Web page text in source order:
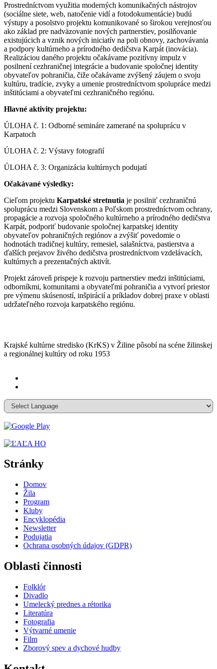
Prostredníctvom využitia moderných komunikačných nástrojov
(sociálne siete, web, natočenie vidí a fotodokumentácie) budú
výstupy a posolstvo projektu komunikované so širokou verejnosťou
ako základ pre nadväzovanie nových partnerstiev, posilňovanie
existujúcich a vznik nových iniciatív na poli obnovy, zachovávania
a podpory kultúrneho a prírodného dedičstva Karpát (inovácia).
Realizáciou daného projektu očakávame pozitívny impulz v
posilnení cezhraničnej integrácie a budovanie spoločnej identity
obyvateľov pohraničia, čiže očakávame zvýšený záujem o svoju
kultúru, tradície, zvyky a umenie prostredníctvom spolupráce medzi
inštitúciami a obyvateľmi cezhraničného regiónu.
Hlavné aktivity projektu:
ÚLOHA č. 1: Odborné semináre zamerané na spoluprácu v
Karpatoch
ÚLOHA č. 2: Výstavy fotografií
ÚLOHA č. 3: Organizácia kultúrnych podujatí
Očakávané výsledky:
Cieľom projektu Karpatské stretnutia je posilniť cezhraničnú
spoluprácu medzi Slovenskom a Poľskom prostredníctvom ochrany,
propagácie a rozvoja spoločného kultúrneho a prírodného dedičstva
Karpát, podporiť budovanie spoločnej karpatskej identity
obyvateľov pohraničných regiónov a zvýšiť povedomie o
hodnotách tradičnej kultúry, remesiel, salašníctva, pastierstva a
ďalších prejavov živého dedičstva prostredníctvom vzdelávacích,
kultúrnych a prezentačných aktivít.
Projekt zároveň prispeje k rozvoju partnerstiev medzi inštitúciami,
odborníkmi, komunitami a obyvateľmi pohraničia a vytvorí priestor
pre výmenu skúseností, inšpirácií a príkladov dobrej praxe v oblasti
udržateľného rozvoja karpatského regiónu.
Krajské kultúrne stredisko (KrKS) v Žiline pôsobí na scéne žilinskej
a regionálnej kultúry od roku 1953
Stránky
Domov
Žila
Program
Kluby
Encyklopédia
Newsletter
Podujatia
Ochrana osobných údajov (GDPR)
Oblasti činnosti
Folklór
Divadlo
Umelecký prednes a rétorika
Literatúra
Fotografia
Výtvarné umenie
Film
Zborový spev a dychové hudby